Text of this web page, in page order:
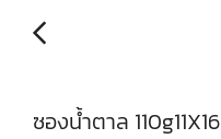
ซองน้ำตาล 110g11X16